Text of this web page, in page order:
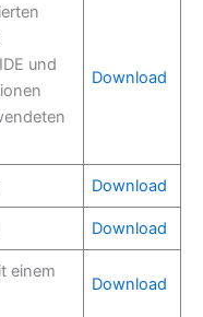
und
Download
Download
Download
einem
Download